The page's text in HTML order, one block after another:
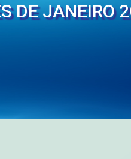
DE JANEIRO